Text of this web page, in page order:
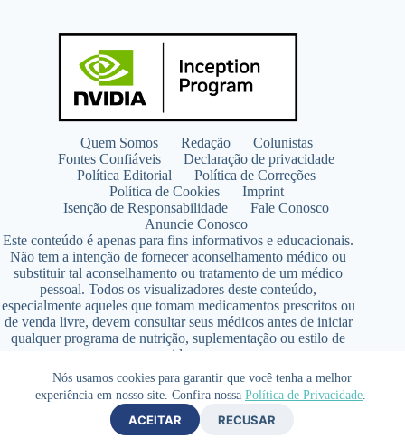
Nós usamos cookies para garantir que você tenha a melhor
experiência em nosso site. Confira nossa Política de Privacidade.
ACEITAR RECUSAR
Quem Somos Redação
Colunistas
Fontes Confiáveis
Declaração de privacidade
Política Editorial
Política de Correções
Política de Cookies
Imprint
Isenção de Responsabilidade
Fale Conosco
Anuncie Conosco
Este conteúdo é apenas para fins informativos e educacionais.
Não tem a intenção de fornecer aconselhamento médico ou
substituir tal aconselhamento ou tratamento de um médico
pessoal. Todos os visualizadores deste conteúdo,
especialmente aqueles que tomam medicamentos prescritos ou
de venda livre, devem consultar seus médicos antes de iniciar
qualquer programa de nutrição, suplementação ou estilo de
vida.
Copyright © 2026 - SaúdeLAB.com pertence ao grupo
VKCF Soluções Digitais Ltda - CNPJ n° 43.726.917/0001-80
- Contato +55 (65) 99813- 4203 - Responsável Técnica:
Farmacêutica Elizandra Civalsci Costa - CRF MT n° 3490